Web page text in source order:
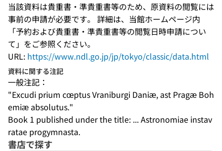
当該資料は貴重書・準貴重書等のため、原資料の閲覧には
事前の申請が必要です。 詳細は、当館ホームページ内
「予約および貴重書・準貴重書等の閲覧日時申請につい
て」をご参照ください。
URL: https://www.ndl.go.jp/jp/tokyo/classic/data.html
資料に関する注記
一般注記：
"Excudi prium cœptus Vraniburgi Daniæ, ast Pragæ Boh
emiæ absolutus."
Book 1 published under the title: ... Astronomiae instav
ratae progymnasta.
書店で探す